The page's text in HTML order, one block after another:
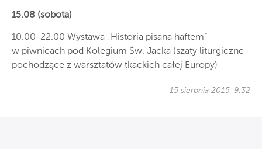
15.08 (sobota)
10.00-22.00 Wystawa „Historia pisana haftem” –
w piwnicach pod Kolegium Św. Jacka (szaty liturgiczne
pochodzące z warsztatów tkackich całej Europy)
15 sierpnia 2015, 9:32